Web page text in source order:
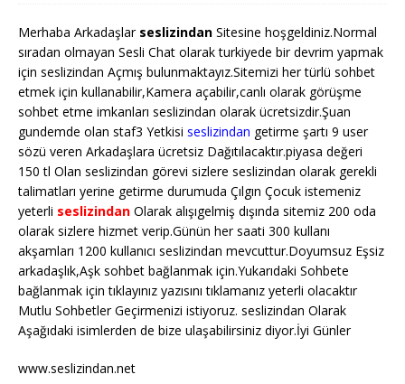
Merhaba Arkadaşlar seslizindan Sitesine hoşgeldiniz.Normal
sıradan olmayan Sesli Chat olarak turkiyede bir devrim yapmak
için seslizindan Açmış bulunmaktayız.Sitemizi her türlü sohbet
etmek için kullanabilir,Kamera açabilir,canlı olarak görüşme
sohbet etme imkanları seslizindan olarak ücretsizdir.Şuan
gundemde olan staf3 Yetkisi seslizindan getirme şartı 9 user
sözü veren Arkadaşlara ücretsiz Dağıtılacaktır.piyasa değeri
150 tl Olan seslizindan görevi sizlere seslizindan olarak gerekli
talimatları yerine getirme durumuda Çılgın Çocuk istemeniz
yeterli seslizindan Olarak alışıgelmiş dışında sitemiz 200 oda
olarak sizlere hizmet verip.Günün her saati 300 kullanı
akşamları 1200 kullanıcı seslizindan mevcuttur.Doyumsuz Eşsiz
arkadaşlık,Aşk sohbet bağlanmak için.Yukarıdaki Sohbete
bağlanmak için tıklayınız yazısını tıklamanız yeterli olacaktır
Mutlu Sohbetler Geçirmenizi istiyoruz. seslizindan Olarak
Aşağıdaki isimlerden de bize ulaşabilirsiniz diyor.İyi Günler
www.seslizindan.net